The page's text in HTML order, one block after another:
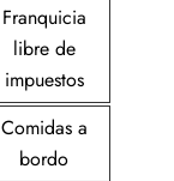
Franquicia
libre de
impuestos
Comidas a
bordo